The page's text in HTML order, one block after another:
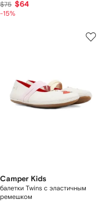
$75 $64
-15%
Camper Kids
балетки Twins с эластичным
ремешком